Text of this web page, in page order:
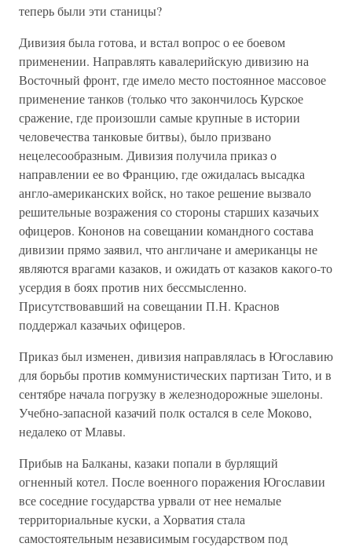
теперь были эти станицы?
Дивизия была готова, и встал вопрос о ее боевом
применении. Направлять кавалерийскую дивизию на
Восточный фронт, где имело место постоянное массовое
применение танков (только что закончилось Курское
сражение, где произошли самые крупные в истории
человечества танковые битвы), было призвано
нецелесообразным. Дивизия получила приказ о
направлении ее во Францию, где ожидалась высадка
англо-американских войск, но такое решение вызвало
решительные возражения со стороны старших казачьих
офицеров. Кононов на совещании командного состава
дивизии прямо заявил, что англичане и американцы не
являются врагами казаков, и ожидать от казаков какого-то
усердия в боях против них бессмысленно.
Присутствовавший на совещании П.Н. Краснов
поддержал казачьих офицеров.
Приказ был изменен, дивизия направлялась в Югославию
для борьбы против коммунистических партизан Тито, и в
сентябре начала погрузку в железнодорожные эшелоны.
Учебно-запасной казачий полк остался в селе Моково,
недалеко от Млавы.
Прибыв на Балканы, казаки попали в бурлящий
огненный котел. После военного поражения Югославии
все соседние государства урвали от нее немалые
территориальные куски, а Хорватия стала
самостоятельным независимым государством под